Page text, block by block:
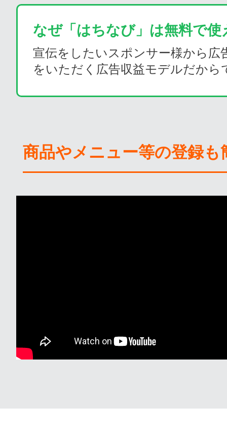
なぜ「はちなび」は無料で使
宣伝をしたいスポンサー様から広
をいただく広告収益モデルだから
商品やメニュー等の登録も